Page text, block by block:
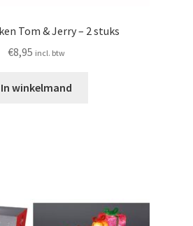
Tom & Jerry – 2 stuks
€8,95 incl. btw
In winkelmand